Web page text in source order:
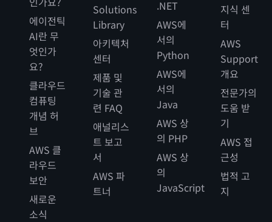
에이전틱
AI란 무
엇인가
요?
클라우드
컴퓨팅
개념 허
브
AWS 클
라우드
보안
새로운
소식
Solutions
Library
아키텍처
센터
제품 및
기술 관
련 FAQ
애널리스
트 보고
서
AWS 파
트너
.NET
AWS에
서의
Python
AWS에
서의
Java
AWS 상
의 PHP
AWS 상
의
JavaScript
지식 센
터
AWS
Support
개요
전문가의
도움 받
기
AWS 접
근성
법적 고
지